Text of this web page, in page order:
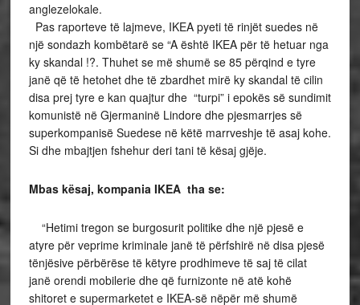
anglezelokale.
Pas raporteve të lajmeve, IKEA pyeti të rinjët suedes në
një sondazh kombëtarë se “A është IKEA për të hetuar nga
ky skandal !?. Thuhet se më shumë se 85 përqind e tyre
janë që të hetohet dhe të zbardhet mirë ky skandal të cilin
disa prej tyre e kan quajtur dhe “turpi” i epokës së sundimit
komunistë në Gjermaninë Lindore dhe pjesmarrjes së
superkompanisë Suedese në këtë marrveshje të asaj kohe.
Si dhe mbajtjen fshehur deri tani të kësaj gjëje.
Mbas kësaj, kompania IKEA tha se:
“Hetimi tregon se burgosurit politike dhe një pjesë e
atyre për veprime kriminale janë të përfshirë në disa pjesë
tënjësive përbërëse të këtyre prodhimeve të saj të cilat
janë orendi mobilerie dhe që furnizonte në atë kohë
shitoret e supermarketet e IKEA-së nëpër më shumë